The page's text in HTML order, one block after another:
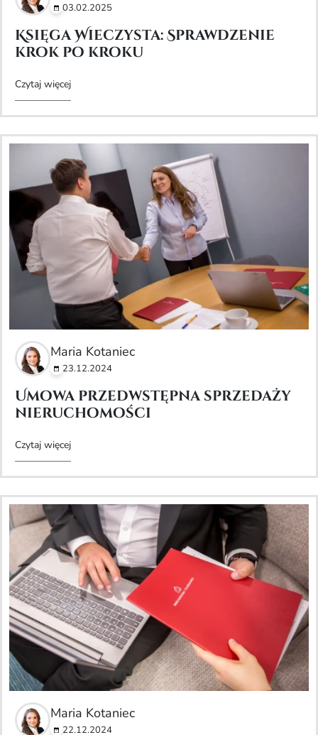
03.02.2025
Księga Wieczysta: Sprawdzenie
krok po kroku
Czytaj więcej
Maria Kotaniec
23.12.2024
Umowa przedwstępna sprzedaży
nieruchomości
Czytaj więcej
Maria Kotaniec
22.12.2024